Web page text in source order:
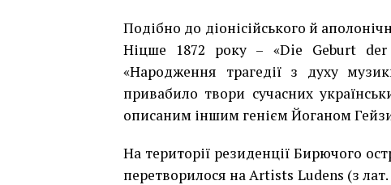
Подібно до діонісійського й
Ніцше 1872 року – «Die Geburt
«Народження трагедії з духу
привабило твори сучасних
описаним іншим генієм Йоганом
На території резиденції Бирючого
перетворилося наArtists Ludens (з